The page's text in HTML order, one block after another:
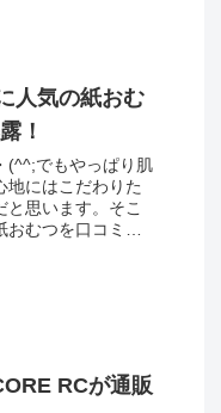
人気の紙おむ
！
(^^;でもやっぱり肌
地にはこだわりた
思います。そこ
むつを口コミの
RCが通販